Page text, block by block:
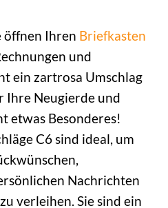
öffnen Ihren Briefkasten
und
ein zartrosa Umschlag
Ihre Neugierde und
etwas Besonderes!
C6 sind ideal, um
Nachrichten
verleihen. Sie sind ein